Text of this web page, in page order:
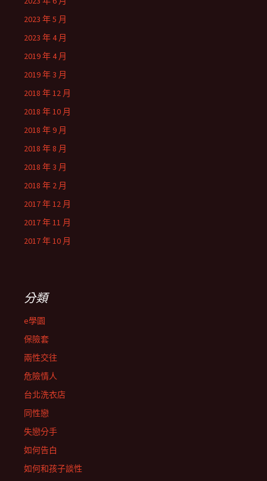
2023 年 5 月
2023 年 4 月
2019 年 4 月
2019 年 3 月
2018 年 12 月
2018 年 10 月
2018 年 9 月
2018 年 8 月
2018 年 3 月
2018 年 2 月
2017 年 12 月
2017 年 11 月
2017 年 10 月
分類
e學園
保險套
兩性交往
危險情人
台北洗衣店
同性戀
失戀分手
如何告白
如何和孩子談性